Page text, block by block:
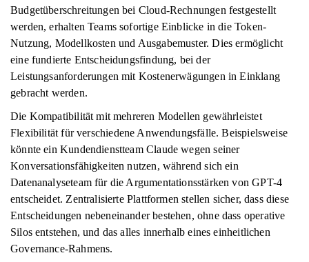
Budgetüberschreitungen bei Cloud-Rechnungen festgestellt
werden, erhalten Teams sofortige Einblicke in die Token-
Nutzung, Modellkosten und Ausgabemuster. Dies ermöglicht
eine fundierte Entscheidungsfindung, bei der
Leistungsanforderungen mit Kostenerwägungen in Einklang
gebracht werden.
Die Kompatibilität mit mehreren Modellen gewährleistet
Flexibilität für verschiedene Anwendungsfälle. Beispielsweise
könnte ein Kundendienstteam Claude wegen seiner
Konversationsfähigkeiten nutzen, während sich ein
Datenanalyseteam für die Argumentationsstärken von GPT-4
entscheidet. Zentralisierte Plattformen stellen sicher, dass diese
Entscheidungen nebeneinander bestehen, ohne dass operative
Silos entstehen, und das alles innerhalb eines einheitlichen
Governance-Rahmens.